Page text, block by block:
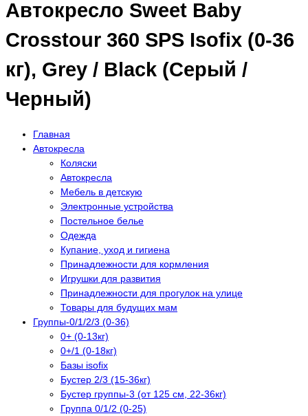
Автокресло Sweet Baby
Crosstour 360 SPS Isofix (0-36
кг), Grey / Black (Серый /
Черный)
Главная
Автокресла
Коляски
Автокресла
Мебель в детскую
Электронные устройства
Постельное белье
Одежда
Купание, уход и гигиена
Принадлежности для кормления
Игрушки для развития
Принадлежности для прогулок на улице
Товары для будущих мам
Группы-0/1/2/3 (0-36)
0+ (0-13кг)
0+/1 (0-18кг)
Базы isofix
Бустер 2/3 (15-36кг)
Бустер группы-3 (от 125 см, 22-36кг)
Группа 0/1/2 (0-25)